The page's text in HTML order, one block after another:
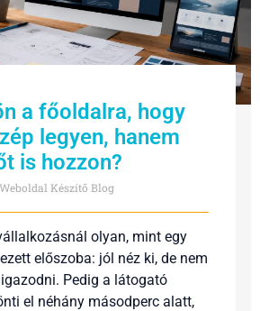
a főoldalra, hogy
legyen, hanem
is hozzon?
Weboldal Készítő Blog
olyan, mint egy
előszoba: jól néz ki, de nem
Pedig a látogató
el néhány másodperc alatt,